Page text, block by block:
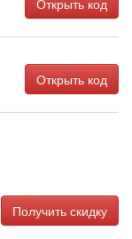
Открыть код
Открыть код
Получить скидку